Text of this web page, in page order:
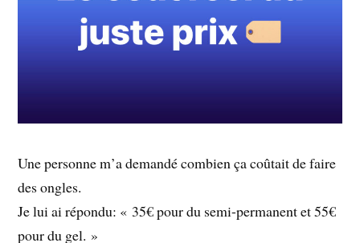
Une personne m’a demandé combien ça coûtait de faire
des ongles.
Je lui ai répondu: « 35€ pour du semi-permanent et 55€
pour du gel. »